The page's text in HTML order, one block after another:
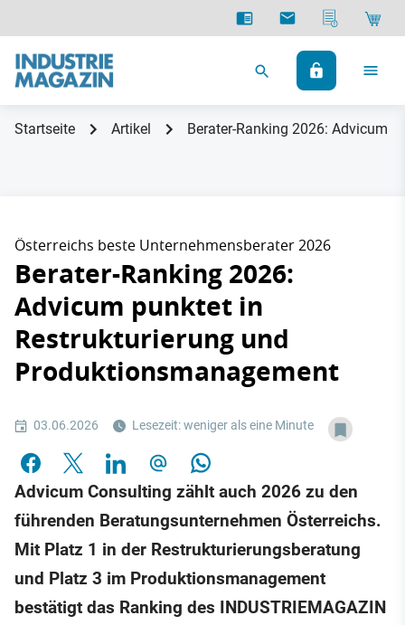
Startseite Artikel Berater-Ranking 2026: Advicum
Österreichs beste Unternehmensberater 2026
Berater-Ranking 2026:
Advicum punktet in
Restrukturierung und
Produktionsmanagement
03.06.2026 Lesezeit: weniger als eine Minute
Advicum Consulting zählt auch 2026 zu den
führenden Beratungsunternehmen Österreichs.
Mit Platz 1 in der Restrukturierungsberatung
und Platz 3 im Produktionsmanagement
bestätigt das Ranking des INDUSTRIEMAGAZIN